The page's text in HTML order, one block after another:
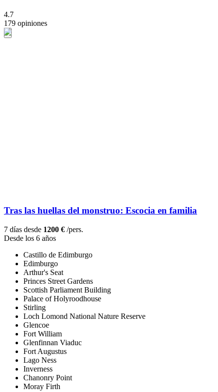
4.7
179 opiniones
Tras las huellas del monstruo: Escocia en familia
7 días desde 1200 € /pers.
Desde los 6 años
Castillo de Edimburgo
Edimburgo
Arthur's Seat
Princes Street Gardens
Scottish Parliament Building
Palace of Holyroodhouse
Stirling
Loch Lomond National Nature Reserve
Glencoe
Fort William
Glenfinnan Viaduc
Fort Augustus
Lago Ness
Inverness
Chanonry Point
Moray Firth